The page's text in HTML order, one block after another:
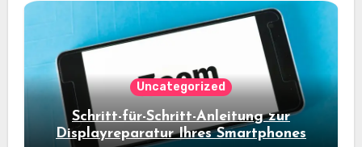
Uncategorized
Schritt-für-Schritt-Anleitung zur
Displayreparatur Ihres Smartphones